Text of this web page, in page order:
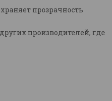
прозрачность
производителей, где